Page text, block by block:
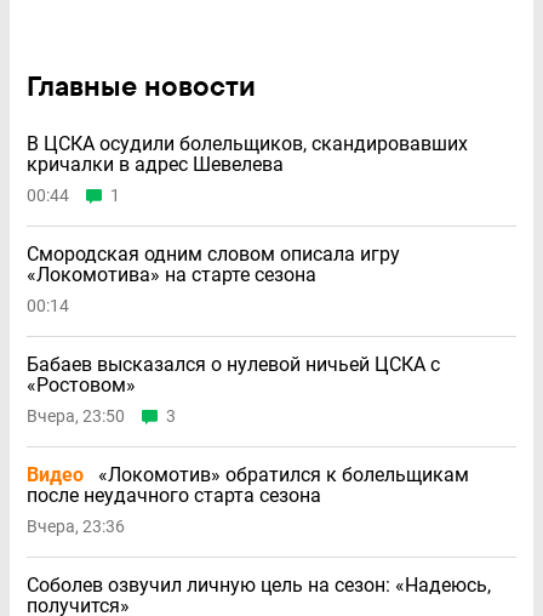
Главные новости
В ЦСКА осудили болельщиков, скандировавших
кричалки в адрес Шевелева
00:44 1
Смородская одним словом описала игру
«Локомотива» на старте сезона
00:14
Бабаев высказался о нулевой ничьей ЦСКА с
«Ростовом»
Вчера, 23:50 3
Видео
«Локомотив» обратился к болельщикам
после неудачного старта сезона
Вчера, 23:36
Соболев озвучил личную цель на сезон: «Надеюсь,
получится»